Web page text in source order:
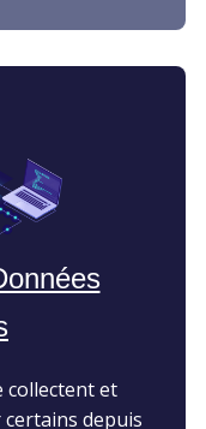
collectent et
depuis